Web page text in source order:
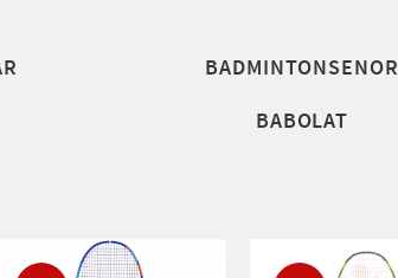
BADMINTONSENOR
BABOLAT